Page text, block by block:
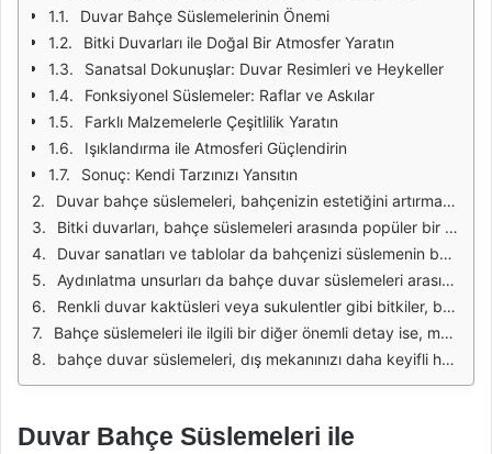
Duvar Bahçe Süslemelerinin Önemi
Bitki Duvarları ile Doğal Bir Atmosfer Yaratın
Sanatsal Dokunuşlar: Duvar Resimleri ve Heykeller
Fonksiyonel Süslemeler: Raflar ve Askılar
Farklı Malzemelerle Çeşitlilik Yaratın
Işıklandırma ile Atmosferi Güçlendirin
Sonuç: Kendi Tarzınızı Yansıtın
Duvar bahçe süslemeleri, bahçenizin estetiğini artırmak için harika bir yoldur. Bu süslemeler, alanınıza karakter katarken, aynı zamanda bitkilerle uyumlu bir şekilde tasarlanabilir. Duvarlar, genellikle boş ve sıradan görünme eğilimindedir. Ancak çeşitli süslemelerle bu boş alanları değerlendirerek, daha sıcak ve davetkar bir ortam yaratabilirsiniz. Farklı malzemelerden yapılmış süslemeler, bahçenizin genel havasını değiştirebilir ve onu daha çekici hale getirebilir.
Bitki duvarları, bahçe süslemeleri arasında popüler bir seçenek olmuştur. Bu tür süslemeler, duvara yerleştirilmiş bitki saksıları ile oluşturulur ve canlı bir görünüm sağlar. Özellikle küçük alanlarda, bitki duvarları hem dekoratif hem de işlevsel bir çözüm sunar. Yeşil bir duvar, bahçenize doğal bir hava katarken, aynı zamanda havayı temizleme özelliği de taşır. Farklı bitki türleri ile oluşturulan kombinasyonlar, görsel çeşitlilik sunarak bahçenizi daha ilgi çekici hale getirebilir.
Duvar sanatları ve tablolar da bahçenizi süslemenin başka bir yoludur. Ahşap, metal veya seramikten yapılmış çeşitli sanat eserleri, bahçenizin duvarlarına asılarak estetik bir görünüm kazandırır. Özellikle doğal temalı tasarımlar, bahçe ortamına uyum sağlar. El yapımı ürünler, kişisel dokunuşlar ekleyerek bahçenizi daha anlamlı hale getirebilir. Kendi tarzınıza uygun olanları seçerek, bahçenizi tamamen kişiselleştirebilirsiniz.
Aydınlatma unsurları da bahçe duvar süslemeleri arasında önemli bir yer tutar. Duvarlara yerleştirilen LED ışıklar veya fenerler, akşam saatlerinde bahçenizin atmosferini değiştirebilir. Işıkların yumuşak bir şekilde dağılması, bahçenize romantik bir hava katarken, güvenlik açısından da fayda sağlar. Akşam yürüyüşleri için hoş bir ortam yaratmak adına aydınlatma unsurlarını kullanmak, bahçenizin değerini artıracaktır.
Renkli duvar kaktüsleri veya sukulentler gibi bitkiler, bahçenizin görünümünü canlandırmanın başka bir yoludur. Bu bitkiler, hem bakımı kolay hem de estetik açıdan hoş bir görünüm sunar. Duvarlarınıza yerleştireceğiniz bu bitkiler, bahçenizin doğal güzelliğini artırırken, aynı zamanda sıradan bir duvarı da canlandıracaktır. Farklı renk ve şekillerdeki bitkiler ile zenginleştirilmiş bir duvar, bahçenizde dikkat çekici bir odak noktası haline gelebilir.
Bahçe süslemeleri ile ilgili bir diğer önemli detay ise, mevcut alanınızı en iyi şekilde değerlendirebilmektir. Duvarlarınızı süslerken, alanın boyutunu ve şekil özelliklerini göz önünde bulundurmalısınız. Duvarın yüksekliği, genişliği ve açısı, seçeceğiniz süslemelerin boyutunu ve konumunu etkileyebilir. Ayrıca, duvar süslemelerinin bahçenizin diğer unsurlarıyla uyum içinde olması, genel görünüm açısından önemlidir. Bu şekilde, hem estetik hem de işlevsel bir alan yaratabilirsiniz.
bahçe duvar süslemeleri, dış mekanınızı daha keyifli hale getirirken, kişiliğinizi yansıtmanın mükemmel bir yoludur. Farklı malzemeler, renkler ve stillerle oynamak, bahçenizi benzersiz bir hale getirebilir. Bahçenizde yapacağınız küçük dokunuşlar, büyük değişiklikler yaratabilir. Hayal gücünüzü kullanarak, bahçenizdeki duvarları bir sanat eserine dönüştürebilirsiniz.
Duvar Bahçe Süslemeleri ile